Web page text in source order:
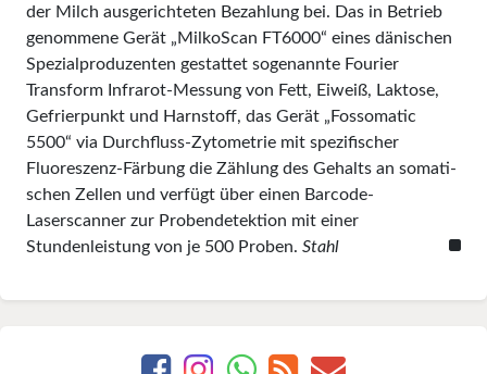
der Milch ausgerichteten Bezahlung bei. Das in Betrieb
genommene Gerät „MilkoScan FT6000“ eines dänischen
Spezialproduzenten gestattet sogenannte Fourier
Transform Infrarot-Mes­sung von Fett, Eiweiß, Laktose,
Gefrierpunkt und Harnstoff, das Gerät „Fossomatic
5500“ via Durch­fluss-Zytometrie mit spezi­fischer
Fluoreszenz-Färbung die Zählung des Gehalts an somati­
schen Zellen und verfügt über einen Barcode-
Laserscanner zur Probendetektion mit einer
Stundenleistung von je 500 Proben. Stahl